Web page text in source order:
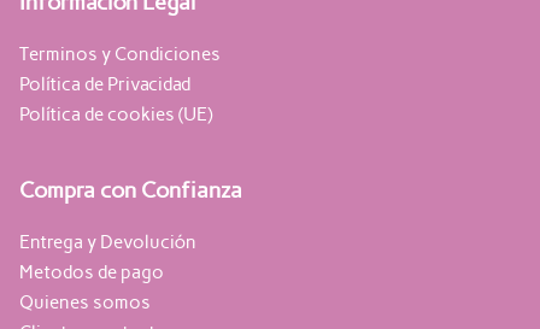
Terminos y Condiciones
Política de Privacidad
Política de cookies (UE)
Compra con Confianza
Entrega y Devolución
Metodos de pago
Quienes somos